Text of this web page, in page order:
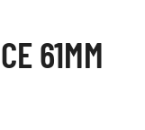
61MM